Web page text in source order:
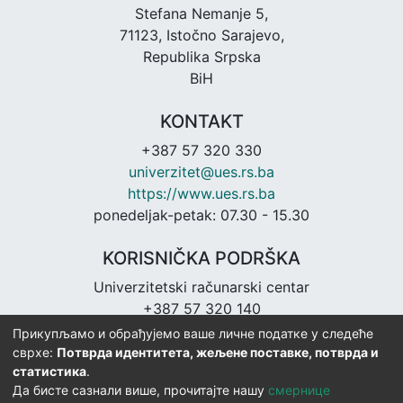
Stefana Nemanje 5,
71123, Istočno Sarajevo,
Republika Srpska
BiH
KONTAKT
+387 57 320 330
univerzitet@ues.rs.ba
https://www.ues.rs.ba
ponedeljak-petak: 07.30 - 15.30
KORISNIČKA PODRŠKA
Univerzitetski računarski centar
+387 57 320 140
urc@ues.rs.ba
https://urc.ues.rs.ba
Прикупљамо и обрађујемо ваше личне податке у следеће
сврхе: Потврда идентитета, жељене поставке, потврда и
статистика.
Да бисте сазнали више, прочитајте нашу смернице